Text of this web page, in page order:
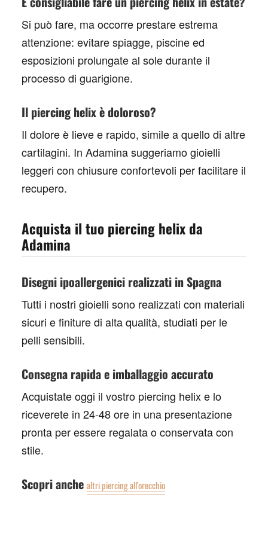
Si può fare, ma occorre prestare estrema
attenzione: evitare spiagge, piscine ed
esposizioni prolungate al sole durante il
processo di guarigione.
Il piercing helix è doloroso?
Il dolore è lieve e rapido, simile a quello di altre
cartilagini. In Adamina suggeriamo gioielli
leggeri con chiusure confortevoli per facilitare il
recupero.
Acquista il tuo piercing helix da
Adamina
Disegni ipoallergenici realizzati in Spagna
Tutti i nostri gioielli sono realizzati con materiali
sicuri e finiture di alta qualità, studiati per le
pelli sensibili.
Consegna rapida e imballaggio accurato
Acquistate oggi il vostro piercing helixe lo
riceverete in 24-48 ore in una presentazione
pronta per essere regalata o conservata con
stile.
Scopri anche altri piercing all'orecchio